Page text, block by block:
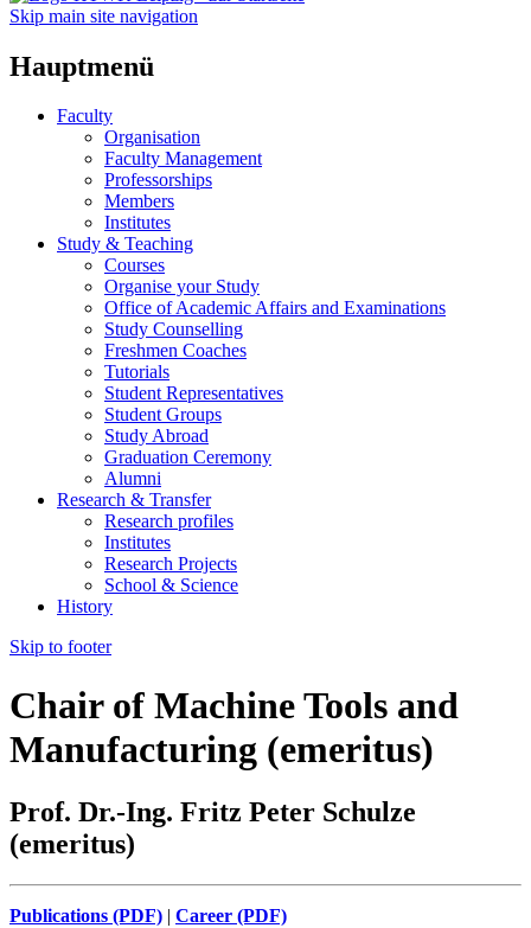
Skip main site navigation
Hauptmenü
Faculty
Organisation
Faculty Management
Professorships
Members
Institutes
Study & Teaching
Courses
Organise your Study
Office of Academic Affairs and Examinations
Study Counselling
Freshmen Coaches
Tutorials
Student Representatives
Student Groups
Study Abroad
Graduation Ceremony
Alumni
Research & Transfer
Research profiles
Institutes
Research Projects
School & Science
History
Skip to footer
Chair of Machine Tools and
Manufacturing (emeritus)
Prof. Dr.-Ing. Fritz Peter Schulze
(emeritus)
Publications (PDF) | Career (PDF)